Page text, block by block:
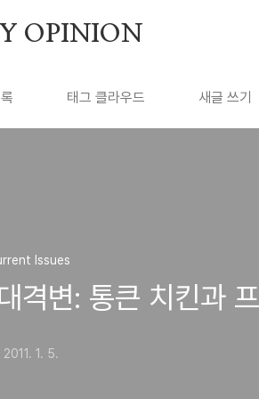
OPINION
태그 클라우드 새글 쓰기
Issues
격변: 통큰 치킨과
2011. 1. 5.